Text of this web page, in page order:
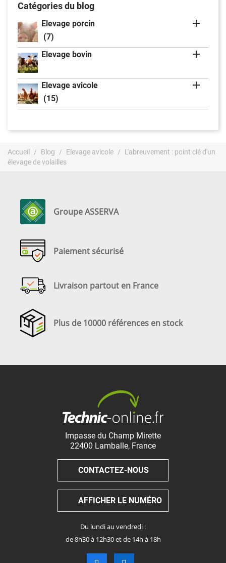
Catégories du blog
Elevage porcin
(7)

Elevage bovin 
Elevage avicole
(15)

Accueil Blog Elevage avicole
L'abreuvement : point clé d'un
élevage de volailles
Groupe ASSERVA
Paiement sécurisé
Livraison partout en France
Plus de 10000 références en stock
Impasse du Champ Mirette
22400 Lamballe, France
CONTACTEZ-NOUS
AFFICHER LE NUMÉRO
Du lundi au vendredi :
de 8h30 à 12h30 et de 14h à 18h